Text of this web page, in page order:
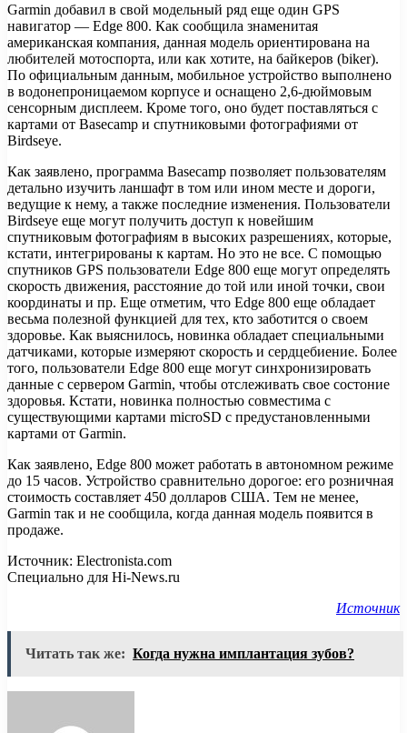
Garmin добавил в свой модельный ряд еще один GPS
навигатор — Edge 800. Как сообщила знаменитая
американская компания, данная модель ориентирована на
любителей мотоспорта, или как хотите, на байкеров (biker).
По официальным данным, мобильное устройство выполнено
в водонепроницаемом корпусе и оснащено 2,6-дюймовым
сенсорным дисплеем. Кроме того, оно будет поставляться с
картами от Basecamp и спутниковыми фотографиями от
Birdseye.
Как заявлено, программа Basecamp позволяет пользователям
детально изучить ланшафт в том или ином месте и дороги,
ведущие к нему, а также последние изменения. Пользователи
Birdseye еще могут получить доступ к новейшим
спутниковым фотографиям в высоких разрешениях, которые,
кстати, интегрированы к картам. Но это не все. С помощью
спутников GPS пользователи Edge 800 еще могут определять
скорость движения, расстояние до той или иной точки, свои
координаты и пр. Еще отметим, что Edge 800 еще обладает
весьма полезной функцией для тех, кто заботится о своем
здоровье. Как выяснилось, новинка обладает специальными
датчиками, которые измеряют скорость и сердцебиение. Более
того, пользователи Edge 800 еще могут синхронизировать
данные с сервером Garmin, чтобы отслеживать свое состоние
здоровья. Кстати, новинка полностью совместима с
существующими картами microSD с предустановленными
картами от Garmin.
Как заявлено, Edge 800 может работать в автономном режиме
до 15 часов. Устройство сравнительно дорогое: его розничная
стоимость составляет 450 долларов США. Тем не менее,
Garmin так и не сообщила, когда данная модель появится в
продаже.
Источник: Electronista.com
Специально для Hi-News.ru
Источник
Читать так же: Когда нужна имплантация зубов?